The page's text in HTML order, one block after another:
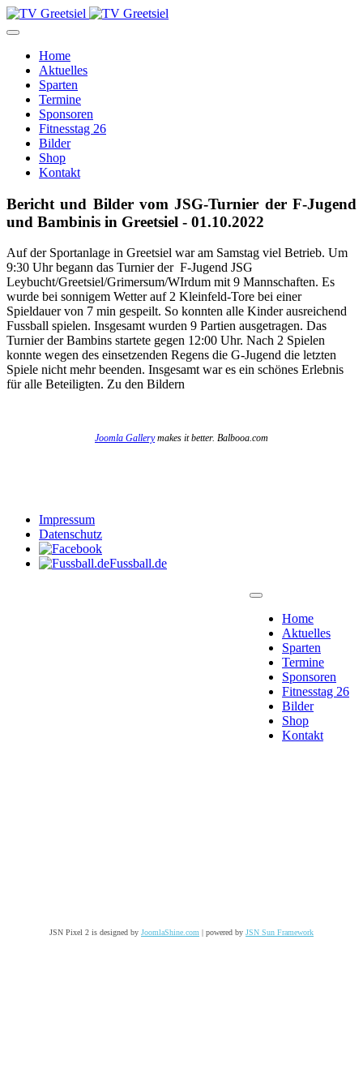
Home
Aktuelles
Sparten
Termine
Sponsoren
Fitnesstag 26
Bilder
Shop
Kontakt
Bericht und Bilder vom JSG-Turnier der F-Jugend
und Bambinis in Greetsiel - 01.10.2022
Auf der Sportanlage in Greetsiel war am Samstag viel Betrieb. Um
9:30 Uhr begann das Turnier der F-Jugend JSG
Leybucht/Greetsiel/Grimersum/WIrdum mit 9 Mannschaften. Es
wurde bei sonnigem Wetter auf 2 Kleinfeld-Tore bei einer
Spieldauer von 7 min gespeilt. So konnten alle Kinder ausreichend
Fussball spielen. Insgesamt wurden 9 Partien ausgetragen. Das
Turnier der Bambins startete gegen 12:00 Uhr. Nach 2 Spielen
konnte wegen des einsetzenden Regens die G-Jugend die letzten
Spiele nicht mehr beenden. Insgesamt war es ein schönes Erlebnis
für alle Beteiligten. Zu den Bildern
Joomla Gallerymakes it better. Balbooa.com
Impressum
Datenschutz
Fussball.de
Home
Aktuelles
Sparten
Termine
Sponsoren
Fitnesstag 26
Bilder
Shop
Kontakt
JSN Pixel 2 is designed by JoomlaShine.com | powered by JSN Sun Framework